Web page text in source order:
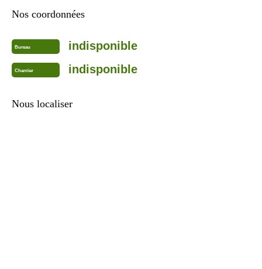
Nos coordonnées
Bureau indisponible
Chantier indisponible
Nous localiser